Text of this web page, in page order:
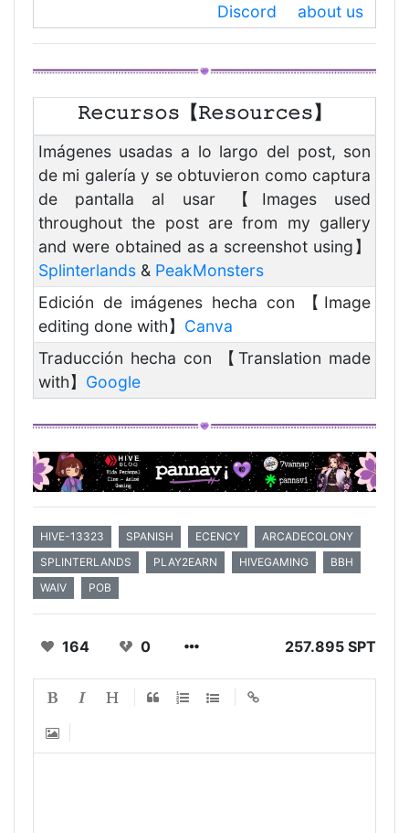
Discord
about us
𝚁𝚎𝚌𝚞𝚛𝚜𝚘𝚜【𝚁𝚎𝚜𝚘𝚞𝚛𝚌𝚎𝚜】
Imágenes usadas a lo largo del post, son
de mi galería y se obtuvieron como captura
de pantalla al usar 【Images used
throughout the post are from my gallery
and were obtained as a screenshot using】
Splinterlands& PeakMonsters
Edición de imágenes hecha con 【Image
editing done with】 Canva
Traducción hecha con 【Translation made
with】 Google
HIVE-13323 SPANISH ECENCY
ARCADECOLONY
SPLINTERLANDS
PLAY2EARN HIVEGAMING
BBH
WAIV
POB
164 0 257.895 SPT